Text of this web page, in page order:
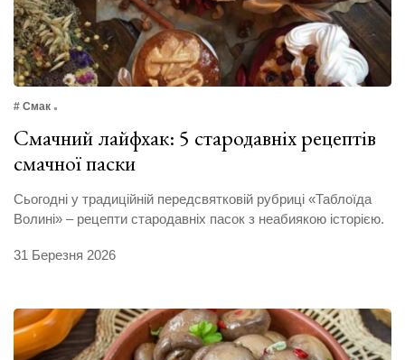
# Смак
Смачний лайфхак: 5 стародавніх рецептів
смачної паски
Сьогодні у традиційній передсвятковій рубриці «Таблоїда
Волині» – рецепти стародавніх пасок з неабиякою історією.
31 Березня 2026